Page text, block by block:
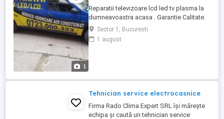
1
Reparatii televizoare lcd led tv plasma la
dumneavoastra acasa . Garantie Calitate.
Sector 1, Bucuresti
1 august
Tehnician service electrocasnice
Firma Rado Clima Expert SRL își mărește
echipa și caută un tehnician service